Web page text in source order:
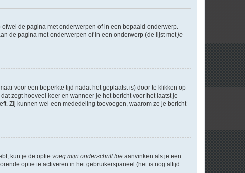
de pagina met onderwerpen of in een bepaald onderwerp.
de pagina met onderwerpen of in een onderwerp (de lijst met je
voor een beperkte tijd nadat het geplaatst is) door te klikken op
zegt hoeveel keer en wanneer je het bericht voor het laatst je
Zij kunnen wel een mededeling toevoegen, waarom ze je bericht
kun je de optie voeg mijn onderschrift toe aanvinken als je een
optie te activeren in het gebruikerspaneel (het is nog altijd